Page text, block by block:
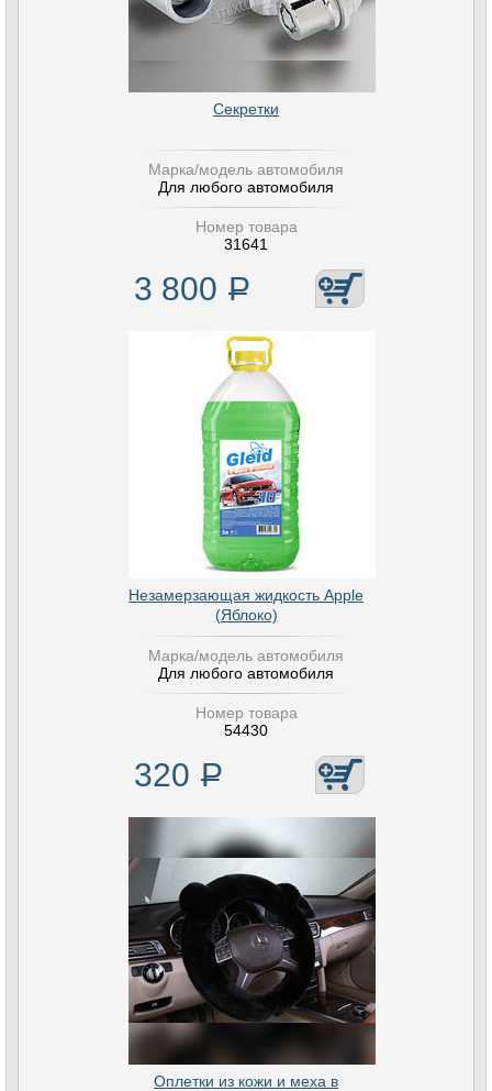
Секретки
Марка/модель автомобиля
Для любого автомобиля
Номер товара
31641
3 800 Р
Незамерзающая жидкость Apple
(Яблоко)
Марка/модель автомобиля
Для любого автомобиля
Номер товара
54430
320 Р
Оплетки из кожи и меха в